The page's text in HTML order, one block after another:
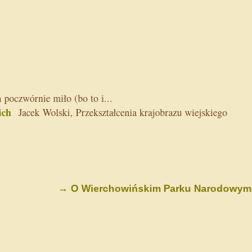
poczwórnie miło (bo to i...
Jacek Wolski, Przekształcenia krajobrazu wiejskiego
→ O Wierchowińskim Parku Narodowym